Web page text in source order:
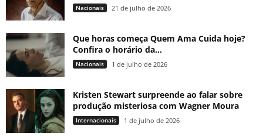
Nacionais 21 de julho de 2026
Que horas começa Quem Ama Cuida hoje?
Confira o horário da...
Nacionais 1 de julho de 2026
Kristen Stewart surpreende ao falar sobre
produção misteriosa com Wagner Moura
Internacionais 1 de julho de 2026